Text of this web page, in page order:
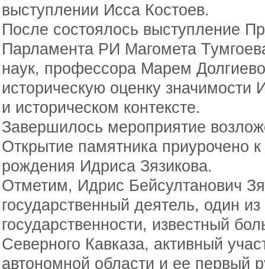
выступлении Исса Костоев.
После состоялось выступление
Парламента РИ Магомета
наук, профессора Марем
историческую оценку значимости
и историческом контексте.
Завершилось мероприятие
Открытие памятника приурочено
рождения Идриса Зязикова.
Отметим, Идрис Бейсултанович
государственный деятель, один
государственности, известный
Северного Кавказа, активный
автономной области и ее первый